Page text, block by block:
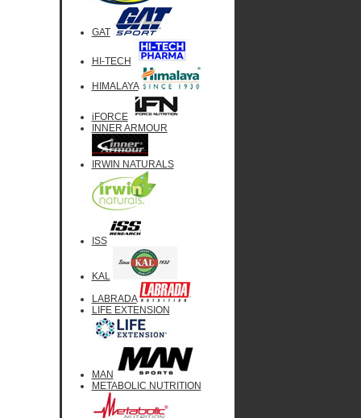
GAT
HI-TECH
HIMALAYA
iFORCE
INNER ARMOUR
IRWIN NATURALS
ISS
KAL
LABRADA
LIFE EXTENSION
MAN
METABOLIC NUTRITION